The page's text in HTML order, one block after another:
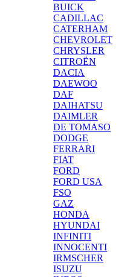
BUICK
CADILLAC
CATERHAM
CHEVROLET
CHRYSLER
CITROËN
DACIA
DAEWOO
DAF
DAIHATSU
DAIMLER
DE TOMASO
DODGE
FERRARI
FIAT
FORD
FORD USA
FSO
GAZ
HONDA
HYUNDAI
INFINITI
INNOCENTI
IRMSCHER
ISUZU